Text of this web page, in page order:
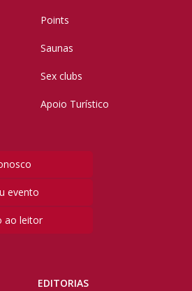
Points
Saunas
Sex clubs
Apoio Turístico
evento
ao leitor
EDITORIAS